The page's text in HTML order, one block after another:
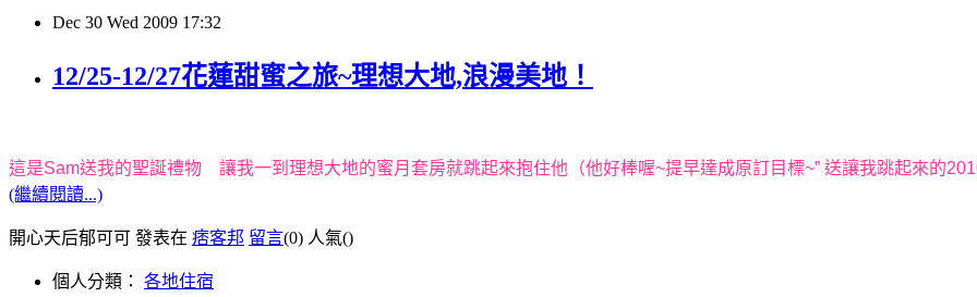
Dec 30 Wed 2009 17:32
12/25-12/27花蓮甜蜜之旅~理想大地,浪漫美地！
這是Sam送我的聖誕禮物 讓我一到理想大地的蜜月套房就跳起來抱住他（他好棒喔~提早達成原訂目標~” 送讓我跳起來的
(繼續閱讀...)
開心天后郁可可 發表在 痞客邦 留言(0) 人氣()
個人分類： 各地住宿